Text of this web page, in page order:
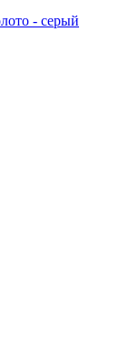
- серый